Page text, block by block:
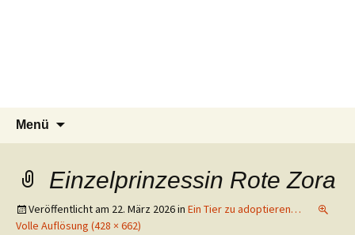
Tier Natur und Artenschutz
Siebengebirge e.V.
Tierschutzverein seit 1985 im
Siebengebirge – Orscheider
Menü
Einzelprinzessin Rote Zora
Veröffentlicht am 22. März 2026in Ein Tier zu adoptieren…
Volle Auflösung (428 × 662)